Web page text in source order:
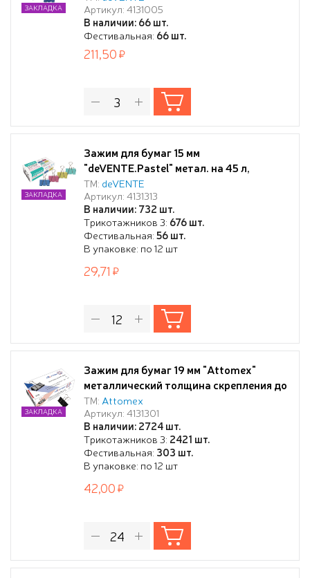
ассорти, 12 шт в картонной коробке
Артикул: 4131005
В наличии: 66 шт.
Фестивальная: 66 шт.
ЗАКЛАДКА
211,50
Зажим для бумаг 15 мм
"deVENTE.Pastel" метал. на 45 л,
цветной ассорти, 12 шт в картонной
коробке
ТМ: deVENTE
Артикул: 4131313
В наличии: 732 шт.
Трикотажников 3: 676 шт.
Фестивальная:56 шт.
В упаковке: по 12 шт
ЗАКЛАДКА
29,71
Зажим для бумаг 19 мм "Attomex"
металлический толщина скрепления до
7 мм, черный,
ТМ: Attomex
Артикул: 4131301
В наличии: 2724 шт.
Трикотажников 3: 2421 шт.
Фестивальная: 303 шт.
В упаковке: по 12 шт
ЗАКЛАДКА
42,00